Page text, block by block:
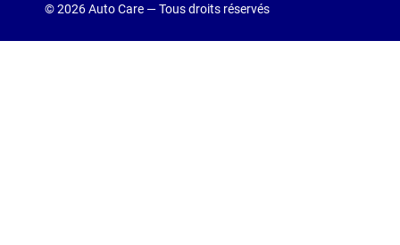
© 2026 Auto Care — Tous droits réservés